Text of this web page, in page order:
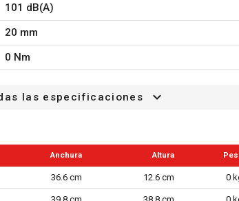
101 dB(A)
20 mm
0 Nm
No aplicable
las especificaciones
Anchura Altura
36.6 cm 12.6 cm 0